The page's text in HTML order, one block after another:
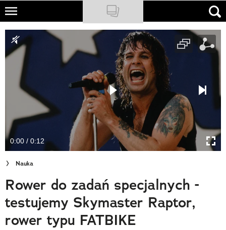
Skip
main
content
NATIONAL GEOGRAPHIC
TRAVELER
PODCASTY
Newsletter
Cuda Polski
Wielki Konkurs Fotograficzny
Trendbook Podróżniczy
Polecane
0:00 / 0:12
Nauka
Rower do zadań specjalnych -
testujemy Skymaster Raptor,
rower typu FATBIKE